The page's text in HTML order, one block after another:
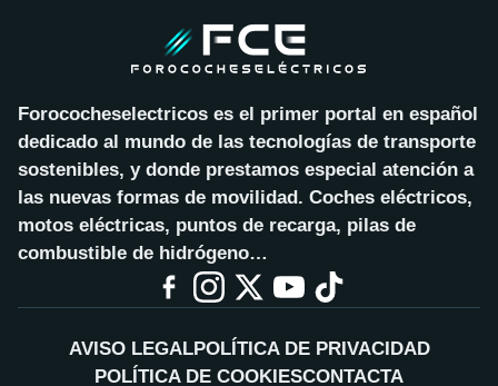
Forococheselectricos es el primer portal en español
dedicado al mundo de las tecnologías de transporte
sostenibles, y donde prestamos especial atención a
las nuevas formas de movilidad. Coches eléctricos,
motos eléctricas, puntos de recarga, pilas de
combustible de hidrógeno…
AVISO LEGALPOLÍTICA DE PRIVACIDAD
POLÍTICA DE COOKIESCONTACTA